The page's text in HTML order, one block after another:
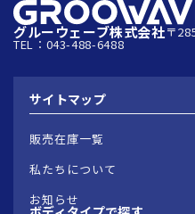
グルーウェーブ株式会社〒
TEL：043-488-6488
サイトマップ
販売在庫一覧
私たちについて
お知らせ